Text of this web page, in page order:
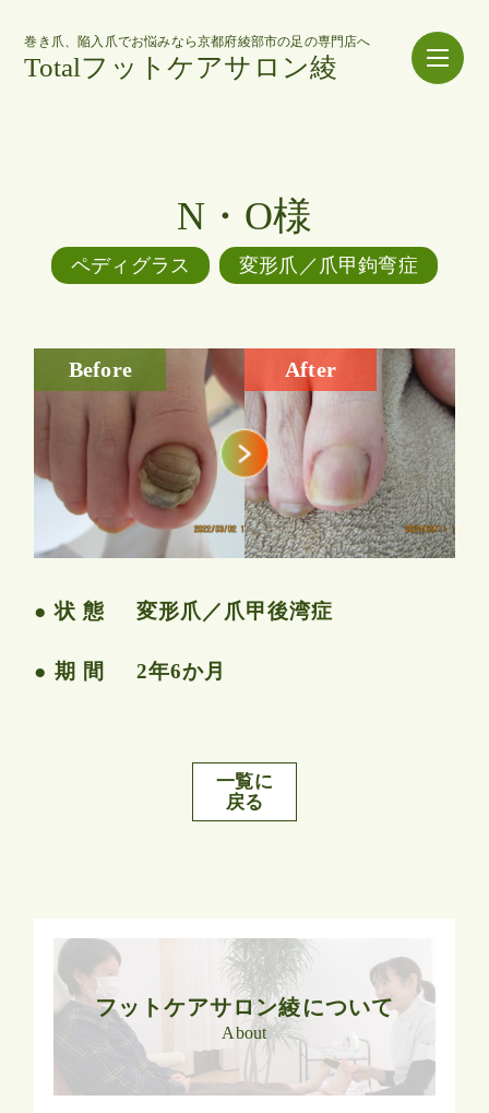
巻き爪、陥入爪でお悩みなら京都府綾部市の足の専門店へ
Totalフットケアサロン綾
N・O様
ペディグラス 変形爪／爪甲鉤弯症
Before After
状 態 変形爪／爪甲後湾症
期 間 2年6か月
一覧に
戻る
フットケアサロン綾について
About